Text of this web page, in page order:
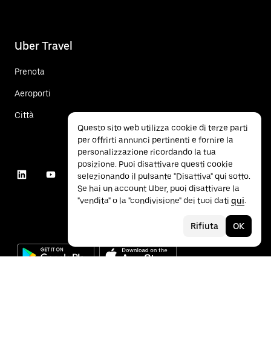
Uber Travel
Prenota
Aeroporti
Città
Questo sito web utilizza cookie di terze parti
per offrirti annunci pertinenti e fornire la
personalizzazione ricordando la tua
posizione. Puoi disattivare questi cookie
selezionando il pulsante "Disattiva" qui sotto.
Se hai un account Uber, puoi disattivare la
"vendita" o la "condivisione" dei tuoi dati qui.
Rifiuta OK